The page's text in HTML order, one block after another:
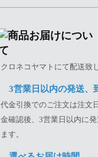
クロネコヤマトにて配送致
3営業日以内の発送、
代金引換でのご注文は注文
金確認後、3営業日以内に
ます。